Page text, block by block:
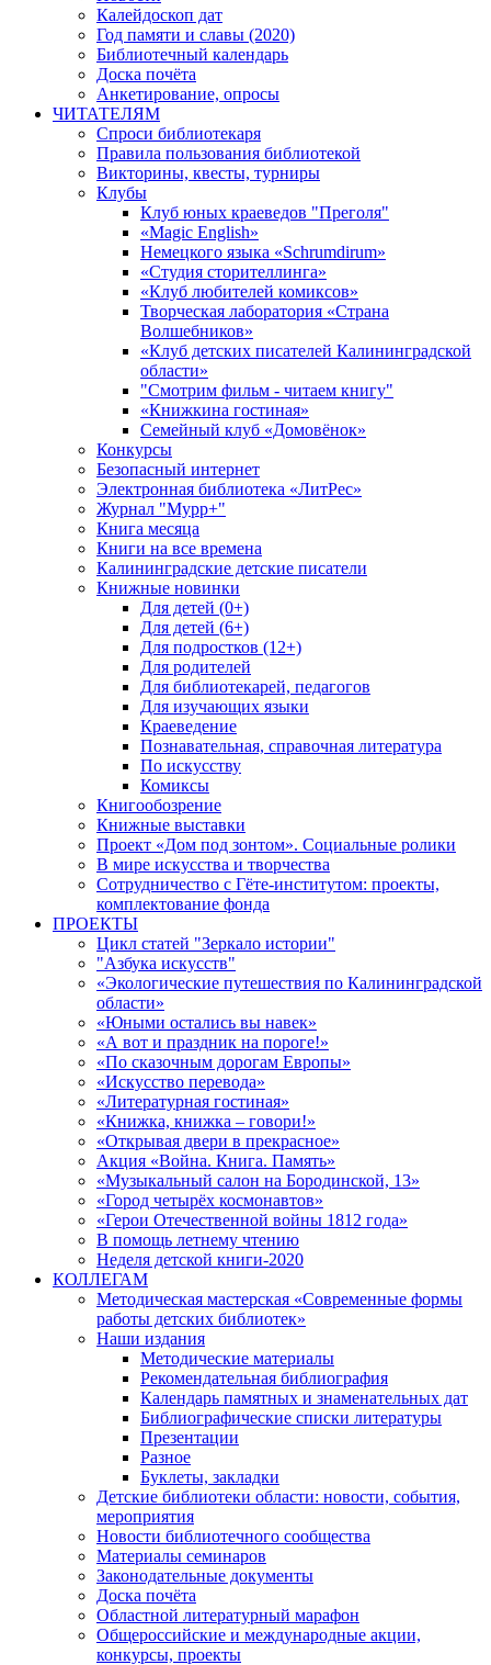
Калейдоскоп дат
Год памяти и славы (2020)
Библиотечный календарь
Доска почёта
Анкетирование, опросы
ЧИТАТЕЛЯМ
Спроси библиотекаря
Правила пользования библиотекой
Викторины, квесты, турниры
Клубы
Клуб юных краеведов "Преголя"
«Magic English»
Немецкого языка «Schrumdirum»
«Студия сторителлинга»
«Клуб любителей комиксов»
Творческая лаборатория «Страна
Волшебников»
«Клуб детских писателей Калининградской
области»
"Смотрим фильм - читаем книгу"
«Книжкина гостиная»
Семейный клуб «Домовёнок»
Конкурсы
Безопасный интернет
Электронная библиотека «ЛитРес»
Журнал "Мурр+"
Книга месяца
Книги на все времена
Калининградские детские писатели
Книжные новинки
Для детей (0+)
Для детей (6+)
Для подростков (12+)
Для родителей
Для библиотекарей, педагогов
Для изучающих языки
Краеведение
Познавательная, справочная литература
По искусству
Комиксы
Книгообозрение
Книжные выставки
Проект «Дом под зонтом». Социальные ролики
В мире искусства и творчества
Сотрудничество с Гёте-институтом: проекты,
комплектование фонда
ПРОЕКТЫ
Цикл статей "Зеркало истории"
"Азбука искусств"
«Экологические путешествия по Калининградской
области»
«Юными остались вы навек»
«А вот и праздник на пороге!»
«По сказочным дорогам Европы»
«Искусство перевода»
«Литературная гостиная»
«Книжка, книжка – говори!»
«Открывая двери в прекрасное»
Акция «Война. Книга. Память»
«Музыкальный салон на Бородинской, 13»
«Город четырёх космонавтов»
«Герои Отечественной войны 1812 года»
В помощь летнему чтению
Неделя детской книги-2020
КОЛЛЕГАМ
Методическая мастерская «Современные формы
работы детских библиотек»
Наши издания
Методические материалы
Рекомендательная библиография
Календарь памятных и знаменательных дат
Библиографические списки литературы
Презентации
Разное
Буклеты, закладки
Детские библиотеки области: новости, события,
мероприятия
Новости библиотечного сообщества
Материалы семинаров
Законодательные документы
Доска почёта
Областной литературный марафон
Общероссийские и международные акции,
конкурсы, проекты